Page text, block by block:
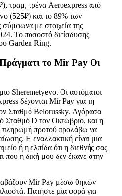
τραμ, τρένα Aeroexpress από
(525₽) και το 89% των
με στοιχεία της
Το ποσοστό διείσδυσης
Garden Ring.
το Mir Pay Οι
Sheremetyevo. Οι αυτόματοι
δέχονται Mir Pay για τη
Σταθμό Belorussky. Αγόρασα
Σταθμό D τον Οκτώβριο, και η
πληρωμή προτού προλάβω να
Η εναλλακτική είναι μια
ή η ελπίδα ότι η διεθνής σας
που η δική μου δεν έκανε στην
Mir Pay μέσω θηκών
Πατήστε μία φορά για